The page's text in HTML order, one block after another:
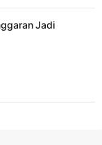
Jadi